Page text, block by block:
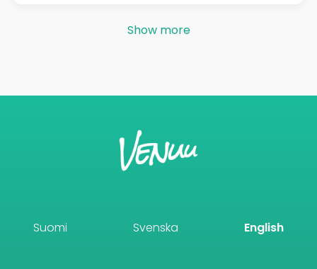
Show more
Suomi Svenska English